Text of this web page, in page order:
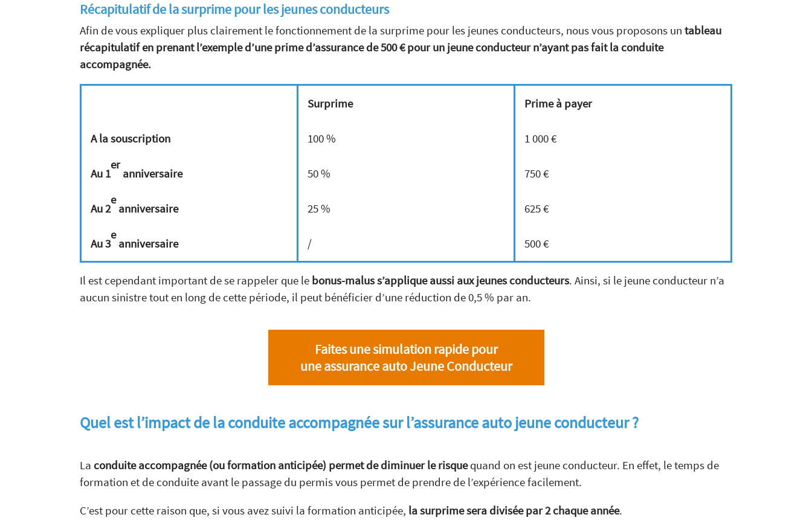
Récapitulatif de la surprime pour les jeunes conducteurs
Afin de vous expliquer plus clairement le fonctionnement de la surprime pour les jeunes conducteurs, nous vous proposons un tableau
récapitulatif en prenant l’exemple d’une prime d’assurance de 500 € pour un jeune conducteur n’ayant pas fait la conduite
accompagnée.
Surprime Prime à payer
A la souscription 100 % 1 000 €
Au 1
er
anniversaire 50 % 750 €
Au 2
e
anniversaire 25 % 625 €
Au 3
e
anniversaire / 500 €
Il est cependant important de se rappeler que le bonus-malus s’applique aussi aux jeunes conducteurs. Ainsi, si le jeune conducteur n’a
aucun sinistre tout en long de cette période, il peut bénéficier d’une réduction de 0,5 % par an.
Faites une simulation rapide pour
une assurance auto Jeune Conducteur
Quel est l’impact de la conduite accompagnée sur l’assurance auto jeune conducteur ?
La conduite accompagnée (ou formation anticipée) permet de diminuer le risquequand on est jeune conducteur. En effet, le temps de
formation et de conduite avant le passage du permis vous permet de prendre de l’expérience facilement.
C’est pour cette raison que, si vous avez suivi la formation anticipée, la surprime sera divisée par 2 chaque année.